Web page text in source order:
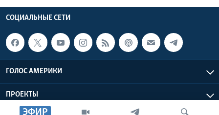
ЭФИР
СОЦИАЛЬНЫЕ СЕТИ
ГОЛОС АМЕРИКИ
ПРОЕКТЫ